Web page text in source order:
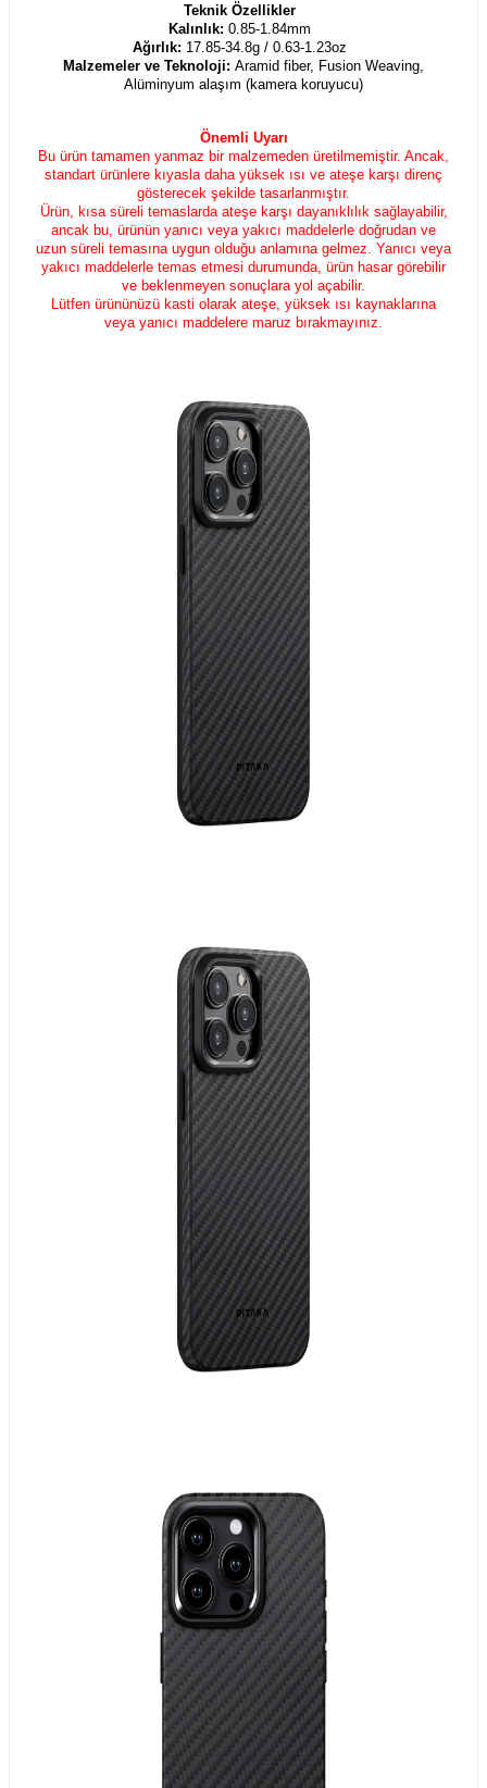
Teknik Özellikler
Kalınlık: 0.85-1.84mm
Ağırlık: 17.85-34.8g / 0.63-1.23oz
Malzemeler ve Teknoloji: Aramid fiber, Fusion Weaving,
Alüminyum alaşım (kamera koruyucu)
Önemli Uyarı
Bu ürün tamamen yanmaz bir malzemeden üretilmemiştir. Ancak,
standart ürünlere kıyasla daha yüksek ısı ve ateşe karşı direnç
gösterecek şekilde tasarlanmıştır.
Ürün, kısa süreli temaslarda ateşe karşı dayanıklılık sağlayabilir,
ancak bu, ürünün yanıcı veya yakıcı maddelerle doğrudan ve
uzun süreli temasına uygun olduğu anlamına gelmez. Yanıcı veya
yakıcı maddelerle temas etmesi durumunda, ürün hasar görebilir
ve beklenmeyen sonuçlara yol açabilir.
Lütfen ürününüzü kasti olarak ateşe, yüksek ısı kaynaklarına
veya yanıcı maddelere maruz bırakmayınız.